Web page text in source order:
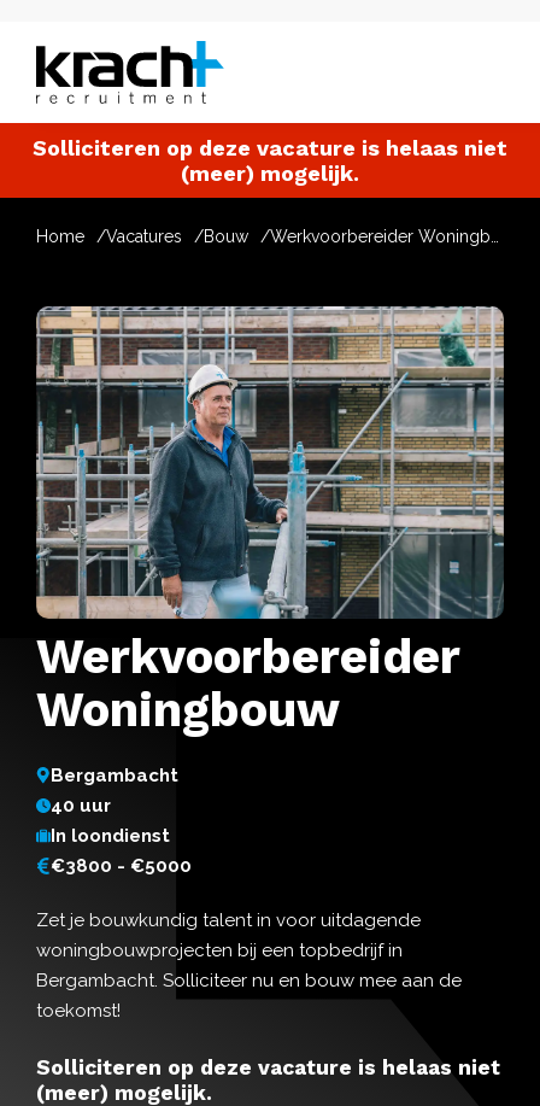
Solliciteren op deze vacature is helaas niet
(meer) mogelijk.
Home Vacatures Bouw
Werkvoorbereider
Woningbouw
Bergambacht
40 uur
In loondienst
€3800 - €5000
Zet je bouwkundig talent in voor uitdagende
woningbouwprojecten bij een topbedrijf in
Bergambacht. Solliciteer nu en bouw mee aan de
toekomst!
Solliciteren op deze vacature is helaas niet
(meer) mogelijk.